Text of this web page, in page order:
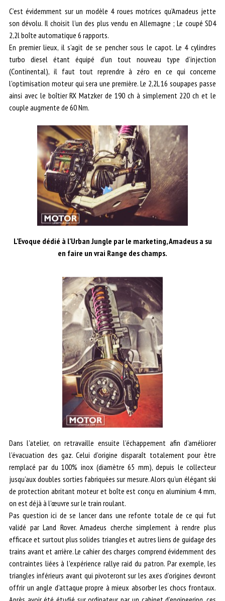
C’est évidemment sur un modèle 4 roues motrices qu’Amadeus jette
son dévolu. Il choisit l’un des plus vendu en Allemagne ; Le coupé SD4
2,2l boîte automatique 6 rapports.
En premier lieux, il s’agit de se pencher sous le capot. Le 4 cylindres
turbo diesel étant équipé d’un tout nouveau type d’injection
(Continental), il faut tout reprendre à zéro en ce qui concerne
l’optimisation moteur qui sera une première. Le 2,2L 16 soupapes passe
ainsi avec le boîtier RX Matzker de 190 ch à simplement 220 ch et le
couple augmente de 60 Nm.
L’Evoque dédié à l’Urban Jungle par le marketing, Amadeus a su
en faire un vrai Range des champs.
Dans l’atelier, on retravaille ensuite l’échappement afin d’améliorer
l’évacuation des gaz. Celui d’origine disparaît totalement pour être
remplacé par du 100% inox (diamètre 65 mm), depuis le collecteur
jusqu’aux doubles sorties fabriquées sur mesure. Alors qu’un élégant ski
de protection abritant moteur et boîte est conçu en aluminium 4 mm,
on est déjà à l’œuvre sur le train roulant.
Pas question ici de se lancer dans une refonte totale de ce qui fut
validé par Land Rover. Amadeus cherche simplement à rendre plus
efficace et surtout plus solides triangles et autres liens de guidage des
trains avant et arrière. Le cahier des charges comprend évidemment des
contraintes liées à l’expérience rallye raid du patron. Par exemple, les
triangles inférieurs avant qui pivoteront sur les axes d’origines devront
offrir un angle d’attaque propre à mieux absorber les chocs frontaux.